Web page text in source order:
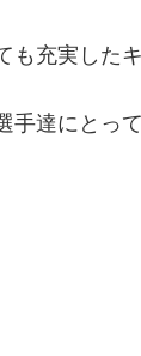
充実した
達にとっ